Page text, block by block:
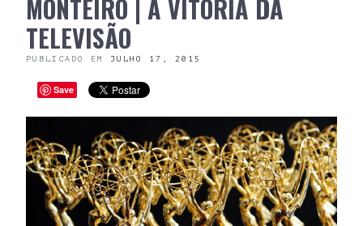
MONTEIRO | A VITÓRIA DA
TELEVISÃO
PUBLICADO EM JULHO 17, 2015
Save